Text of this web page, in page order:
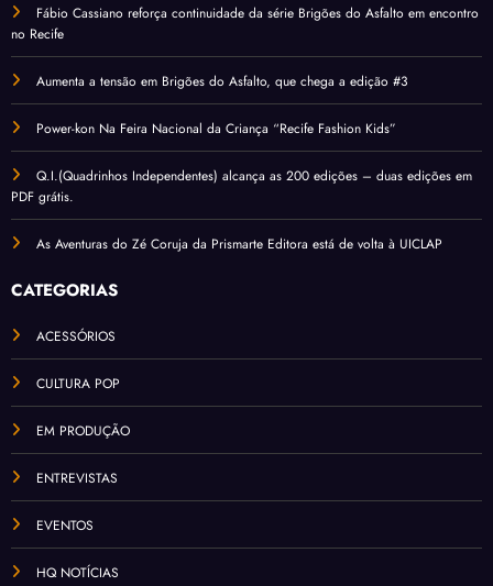
Fábio Cassiano reforça continuidade da série Brigões do Asfalto em encontro
no Recife
Aumenta a tensão em Brigões do Asfalto, que chega a edição #3
Power-kon Na Feira Nacional da Criança “Recife Fashion Kids”
Q.I.(Quadrinhos Independentes) alcança as 200 edições – duas edições em
PDF grátis.
As Aventuras do Zé Coruja da Prismarte Editora está de volta à UICLAP
CATEGORIAS
ACESSÓRIOS
CULTURA POP
EM PRODUÇÃO
ENTREVISTAS
EVENTOS
HQ NOTÍCIAS